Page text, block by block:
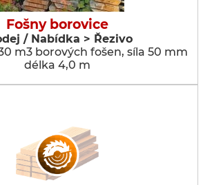
Fošny borovice
/ Nabídka > Řezivo
m3 borových fošen, síla 50 mm
délka 4,0 m